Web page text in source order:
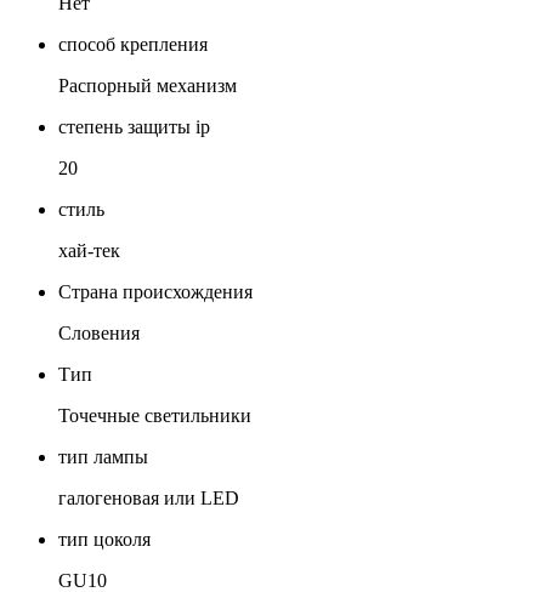
способ крепления
Распорный механизм
степень защиты ip
20
стиль
хай-тек
Страна происхождения
Словения
Тип
Точечные светильники
тип лампы
галогеновая или LED
тип цоколя
GU10